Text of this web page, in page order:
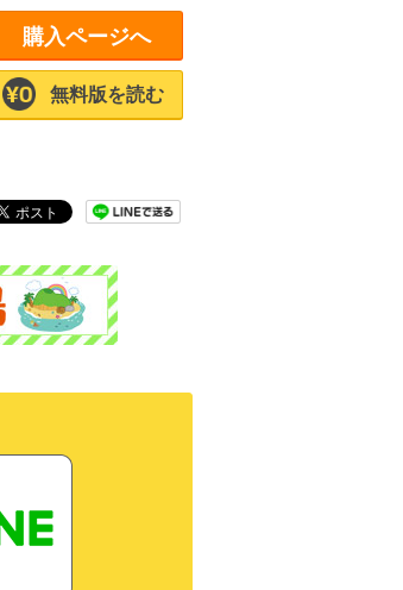
購入ページへ
無料版を読む